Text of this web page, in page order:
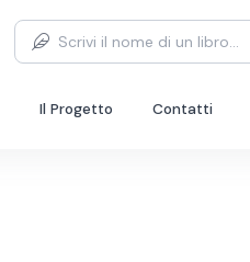
Il Progetto Contatti